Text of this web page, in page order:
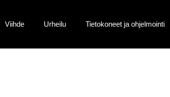
Viihde Urheilu Tietokoneet ja ohjelmointi